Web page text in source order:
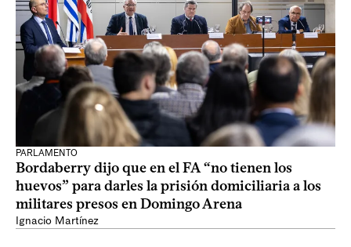
PARLAMENTO
Bordaberry dijo que en el FA “no tienen los
huevos” para darles la prisión domiciliaria a los
militares presos en Domingo Arena
Ignacio Martínez